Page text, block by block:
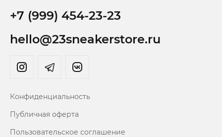
+7 (999) 454-23-23
hello@23sneakerstore.ru
Конфиденциальность
Публичная оферта
Пользовательское соглашение